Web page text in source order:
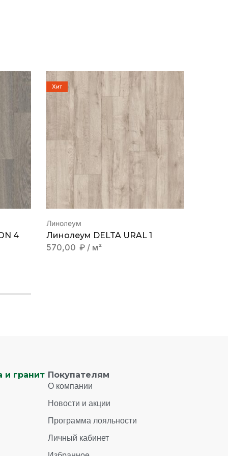
4
Хит
Линолеум
Линолеум DELTA URAL 1
570,00 ₽ / м²
и гранит Покупателям
О компании
Новости и акции
Программа лояльности
Личный кабинет